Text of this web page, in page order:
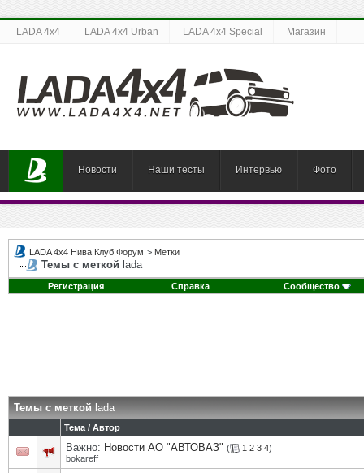
LADA 4x4 LADA 4x4 Urban LADA 4x4 Special Магазин
Новости Наши тесты Интервью Фото
LADA 4x4 Нива Клуб Форум > Метки
Темы с меткой lada
Регистрация Справка Сообщество
Темы с меткой lada
Тема / Автор
Важно: Новости АО "АВТОВАЗ" ( 1 2 3 4)
bokareff